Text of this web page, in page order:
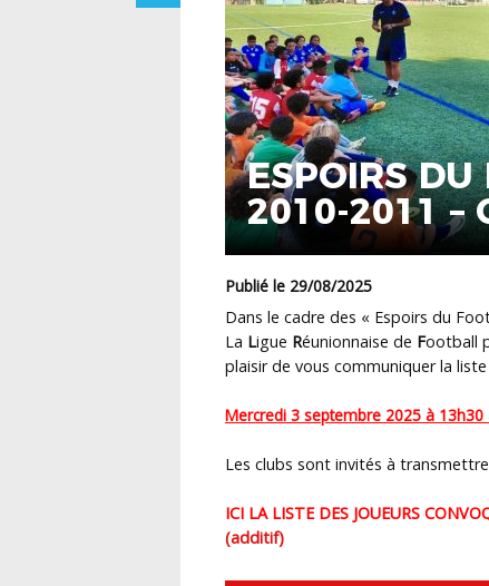
ESPOIRS DU
2010-2011 –
Publié le 29/08/2025
Dans le cadre des « Espoirs du
La Ligue Réunionnaise de Football
plaisir de vous communiquer la
Mercredi 3 septembre 2025 à
Les clubs sont invités à
ICI LA LISTE DES JOUEURS
(additif)